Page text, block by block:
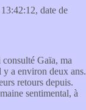
date de
consulté Gaïa, ma
a environ deux ans.
retours depuis.
sentimental, à